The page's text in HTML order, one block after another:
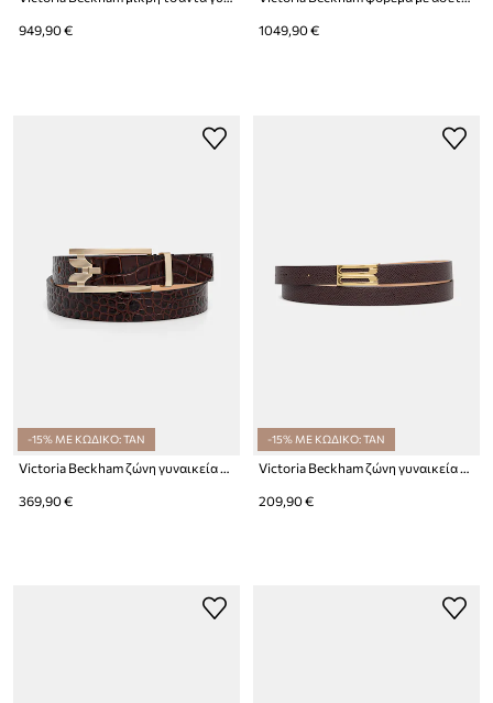
949,90 € 1049,90 €
-15% ΜΕ ΚΩΔΙΚΟ: TAN
369,90 €
-15% ΜΕ ΚΩΔΙΚΟ: TAN
209,90 €